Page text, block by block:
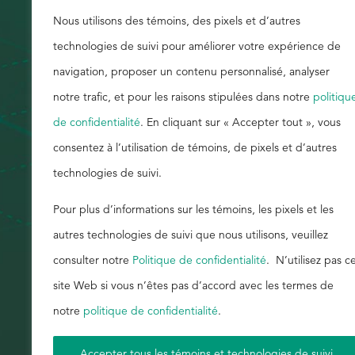
Nous utilisons des témoins, des pixels et d’autres
technologies de suivi pour améliorer votre expérience de
navigation, proposer un contenu personnalisé, analyser
notre trafic, et pour les raisons stipulées dans notre
de confidentialité. En cliquant sur « Accepter tout », vous
consentez à l’utilisation de témoins, de pixels et d’autres
technologies de suivi.
Pour plus d’informations sur les témoins, les pixels et les
autres technologies de suivi que nous utilisons, veuillez
consulter notre Politique de confidentialité. N’utilisez pas
site Web si vous n’êtes pas d’accord avec les termes de
notre politique de confidentialité.
Rechercher